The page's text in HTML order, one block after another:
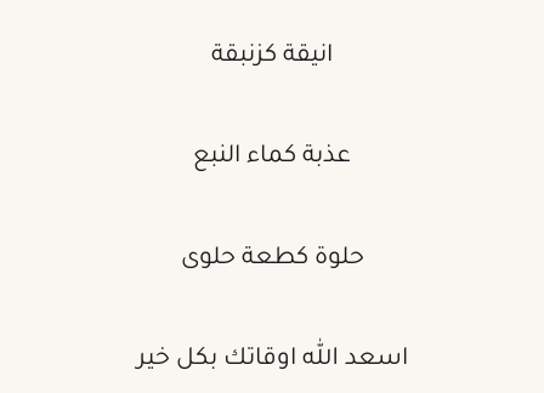
انيقة كزنبقة
عذبة كماء النبع
حلوة كطعة حلوى
اسعد الله اوقاتك بكل خير